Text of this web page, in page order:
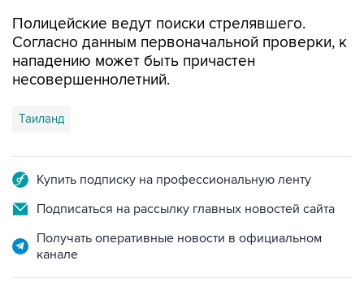
Полицейские ведут поиски стрелявшего.
Согласно данным первоначальной проверки, к
нападению может быть причастен
несовершеннолетний.
Таиланд
Купить подписку на профессиональную ленту
Подписаться на рассылку главных новостей сайта
Получать оперативные новости в официальном
канале